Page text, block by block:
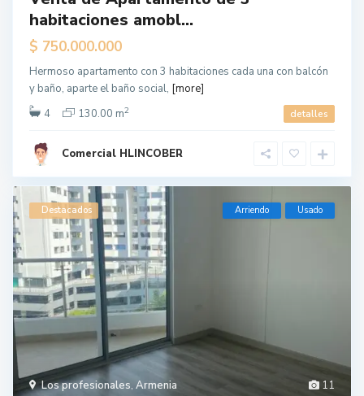
habitaciones amobl...
$ 750.000.000
Hermoso apartamento con 3 habitaciones cada una con balcón
y baño, aparte el baño social, [more]
4
130.00 m2 detalles
Comercial HLINCOBER
11
Los profesionales, Armenia
Destacados Arriendo Usado